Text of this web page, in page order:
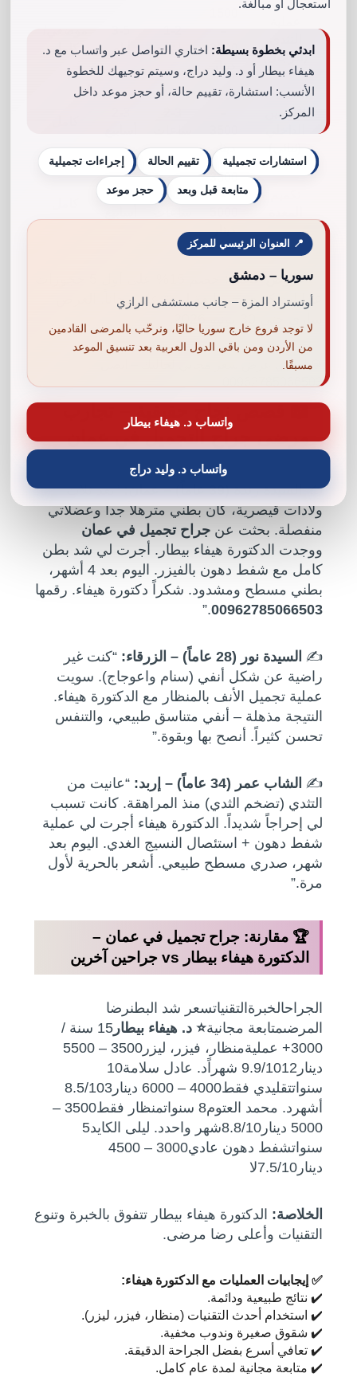
(للرجال)
2800
دينار
ساعات
أيام
كامل
شد
الفخذين
(ثنائي)
2200
دينار
3500
–
دينار
1-2
2-3
✨عروض خاصة:
عمليات كبرى + متابعة لمدة عام مجاناً. العرض
💎 اطلبي عرض سعر مجاني لحالتك – اتصل
00962785066503
مرضى جراح التجميل في عمان
✍️السيدة رندة (39 عاماً) – عمان:
“بعد ثلاث
ولادات قيصرية، كان بطني مترهلاً جداً وعضلاتي
منفصلة. بحثت عن جراح تجميل في عمان
ووجدت الدكتورة هيفاء بيطار. أجرت لي شد بطن
كامل مع شفط دهون بالفيزر. اليوم بعد 4 أشهر،
بطني مسطح ومشدود. شكراً دكتورة هيفاء. رقمها
00962785066503
.”
✍️ السيدة نور (28 عاماً) – الزرقاء:
“كنت غير
راضية عن شكل أنفي (سنام واعوجاج). سويت
عملية تجميل الأنف بالمنظار مع الدكتورة هيفاء.
النتيجة مذهلة – أنفي متناسق طبيعي، والتنفس
تحسن كثيراً. أنصح بها وبقوة.”
✍️ الشاب عمر (34 عاماً) – إربد:
“عانيت من
التثدي (تضخم الثدي) منذ المراهقة. كانت تسبب
لي إحراجاً شديداً. الدكتورة هيفاء أجرت لي عملية
شفط دهون + استئصال النسيج الغدي. اليوم بعد
شهر، صدري مسطح طبيعي. أشعر بالحرية لأول
مرة.”
🏆 مقارنة: جراح تجميل في عمان –
الدكتورة هيفاء بيطار vs جراحين آخرين
الجراحالخبرةالتقنياتسعر شد البطنرضا
المرضىمتابعة مجانية⭐ د. هيفاء بيطار
15 سنة /
3000+ عمليةمنظار، فيزر، ليزر3500 – 5500
دينار9.9/1012 شهراًد. عادل سلامة10
سنواتتقليدي فقط4000 – 6000 دينار8.5/103
أشهرد. محمد العتوم8 سنواتمنظار فقط3500 –
5000 دينار8.8/10شهر واحدد. ليلى الكايد5
سنواتشفط دهون عادي3000 – 4500
دينار7.5/10لا
الخلاصة: الدكتورة هيفاء بيطار تتفوق بالخبرة وتنوع
التقنيات وأعلى رضا مرضى.
✅ إيجابيات العمليات مع الدكتورة هيفاء:
✔️ نتائج طبيعية ودائمة.
✔️ استخدام أحدث التقنيات (منظار، فيزر، ليزر).
✔️ شقوق صغيرة وندوب مخفية.
✔️ تعافي أسرع بفضل الجراحة الدقيقة.
✔️ متابعة مجانية لمدة عام كامل.
استعجال أو مبالغة.
ابدئي بخطوة بسيطة: اختاري التواصل عبر واتساب مع د.
هيفاء بيطار أو د. وليد دراج، وسيتم توجيهك للخطوة
الأنسب: استشارة، تقييم حالة، أو حجز موعد داخل
المركز.
استشارات تجميلية تقييم الحالة إجراءات تجميلية
متابعة قبل وبعد حجز موعد
📍 العنوان الرئيسي للمركز
سوريا – دمشق
أوتستراد المزة – جانب مستشفى الرازي
لا توجد فروع خارج سوريا حاليًا، ونرحّب بالمرضى القادمين
من الأردن ومن باقي الدول العربية بعد تنسيق الموعد
مسبقًا.
واتساب د. هيفاء بيطار
واتساب د. وليد دراج